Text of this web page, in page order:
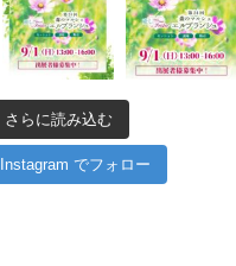
さらに読み込む
Instagram でフォロー